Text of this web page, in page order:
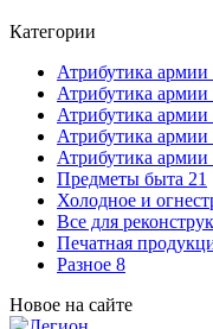
Категории
Атрибутика
Атрибутика
Атрибутика
Атрибутика армии
Атрибутика
Предметы быта 21
Холодное и
Все для
Печатная
Разное 8
Новое на сайте